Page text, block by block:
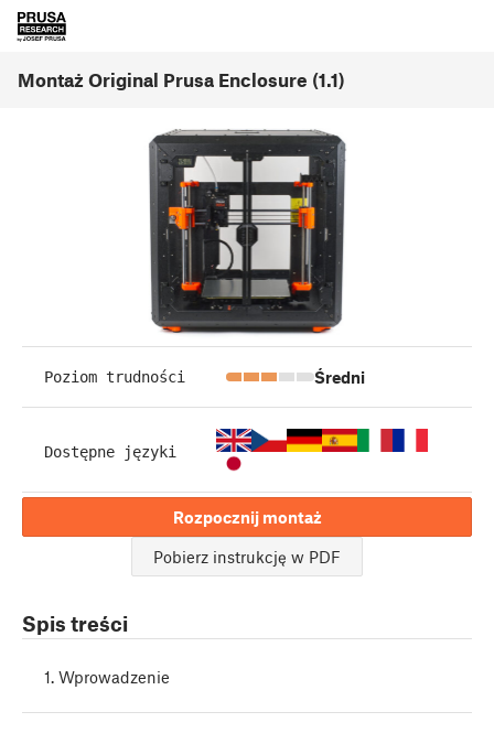
Montaż Original Prusa Enclosure (1.1)
Poziom trudności Średni
Dostępne języki
Rozpocznij montaż
Pobierz instrukcję w PDF
Spis treści
1. Wprowadzenie